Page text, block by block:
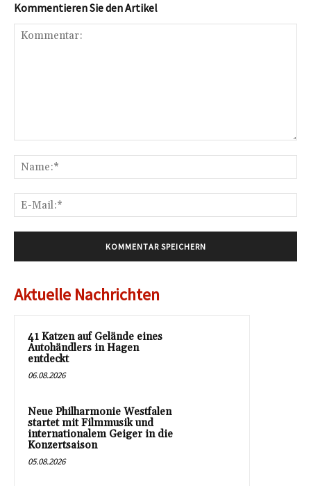
Kommentieren Sie den Artikel
Aktuelle Nachrichten
41 Katzen auf Gelände eines
Autohändlers in Hagen
entdeckt
06.08.2026
Neue Philharmonie Westfalen
startet mit Filmmusik und
internationalem Geiger in die
Konzertsaison
05.08.2026